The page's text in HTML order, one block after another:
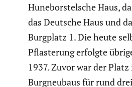
Hunebors­tel­sche Haus,
das Deutsche Haus und
Burgplatz 1. Die heute
Pflas­te­rung erfolgte
1937. Zuvor war der Platz
Burgneu­baus für rund